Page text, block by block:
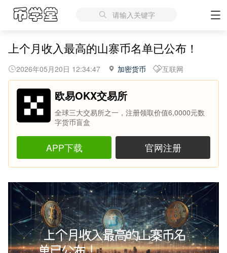
请输入关键字
上个月收入最高的山寨币名单已公布！
2026年05月20日 12:34:47 加密货币 互联网
欧易OKX交易所
全球三大交易所之一，注册领取价值6,0000元数
字货币盲盒
APP下载 官网注册